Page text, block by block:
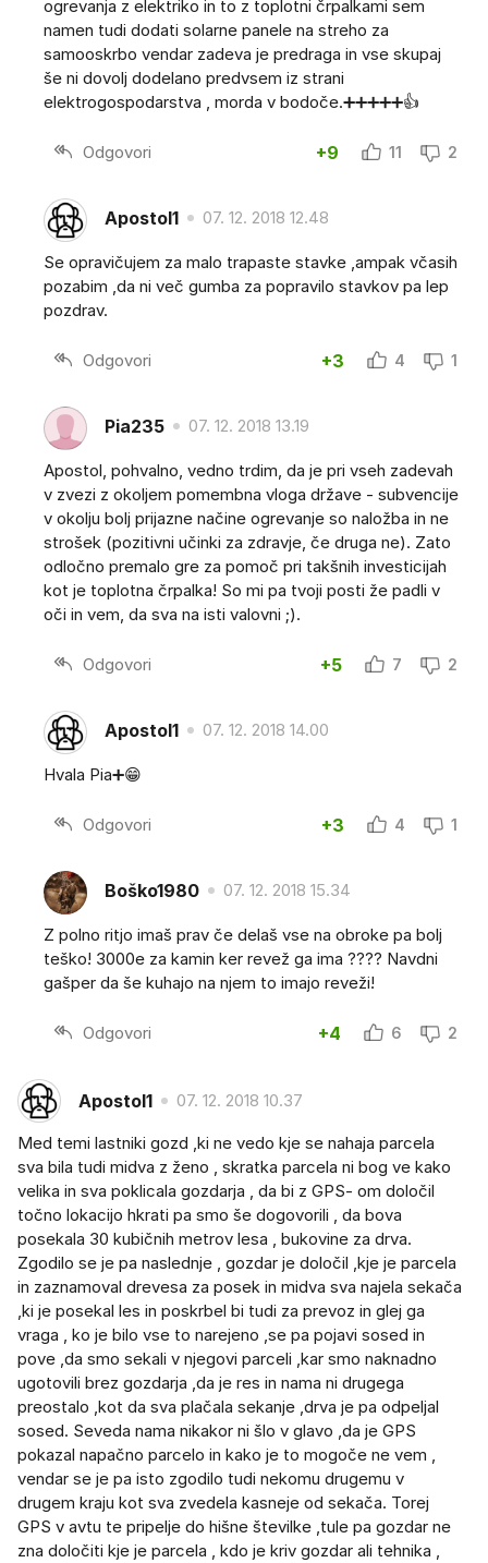
ogrevanja z elektriko in to z toplotni črpalkami sem
namen tudi dodati solarne panele na streho za
samooskrbo vendar zadeva je predraga in vse skupaj
še ni dovolj dodelano predvsem iz strani
elektrogospodarstva , morda v bodoče.➕➕➕➕➕👍
Odgovori +9 11 2
Apostol1 07. 12. 2018 12.48
Se opravičujem za malo trapaste stavke ,ampak včasih
pozabim ,da ni več gumba za popravilo stavkov pa lep
pozdrav.
Odgovori +3 4 1
Pia235 07. 12. 2018 13.19
Apostol, pohvalno, vedno trdim, da je pri vseh zadevah
v zvezi z okoljem pomembna vloga države - subvencije
v okolju bolj prijazne načine ogrevanje so naložba in ne
strošek (pozitivni učinki za zdravje, če druga ne). Zato
odločno premalo gre za pomoč pri takšnih investicijah
kot je toplotna črpalka! So mi pa tvoji posti že padli v
oči in vem, da sva na isti valovni ;).
Odgovori +5 7 2
Apostol1 07. 12. 2018 14.00
Hvala Pia➕😁
Odgovori +3 4 1
Boško1980 07. 12. 2018 15.34
Z polno ritjo imaš prav če delaš vse na obroke pa bolj
teško! 3000e za kamin ker revež ga ima ???? Navdni
gašper da še kuhajo na njem to imajo reveži!
Odgovori +4 6 2
Apostol1 07. 12. 2018 10.37
Med temi lastniki gozd ,ki ne vedo kje se nahaja parcela
sva bila tudi midva z ženo , skratka parcela ni bog ve kako
velika in sva poklicala gozdarja , da bi z GPS- om določil
točno lokacijo hkrati pa smo še dogovorili , da bova
posekala 30 kubičnih metrov lesa , bukovine za drva.
Zgodilo se je pa naslednje , gozdar je določil ,kje je parcela
in zaznamoval drevesa za posek in midva sva najela sekača
,ki je posekal les in poskrbel bi tudi za prevoz in glej ga
vraga , ko je bilo vse to narejeno ,se pa pojavi sosed in
pove ,da smo sekali v njegovi parceli ,kar smo naknadno
ugotovili brez gozdarja ,da je res in nama ni drugega
preostalo ,kot da sva plačala sekanje ,drva je pa odpeljal
sosed. Seveda nama nikakor ni šlo v glavo ,da je GPS
pokazal napačno parcelo in kako je to mogoče ne vem ,
vendar se je pa isto zgodilo tudi nekomu drugemu v
drugem kraju kot sva zvedela kasneje od sekača. Torej
GPS v avtu te pripelje do hišne številke ,tule pa gozdar ne
zna določiti kje je parcela , kdo je kriv gozdar ali tehnika ,